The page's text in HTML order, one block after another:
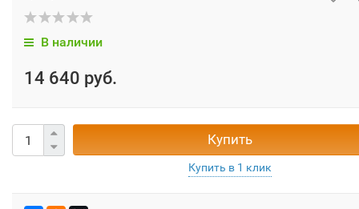
В наличии
14 640 руб.
Купить